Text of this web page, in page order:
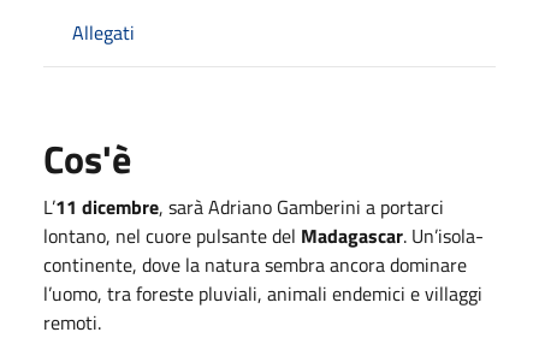
Allegati
Cos'è
L’11 dicembre, sarà Adriano Gamberini a portarci
lontano, nel cuore pulsante del Madagascar. Un’isola-
continente, dove la natura sembra ancora dominare
l’uomo, tra foreste pluviali, animali endemici e villaggi
remoti.